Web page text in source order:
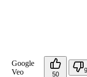
Google
Veo
50
9